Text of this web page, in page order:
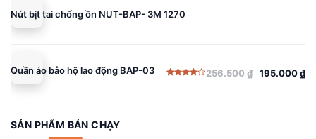
195.000 ₫.
Nút bịt tai chống ồn NUT-BAP- 3M 1270
Quần áo bảo hộ lao động BAP-03
hạng
256.500₫
Giá
là:
256.500 ₫.
195.000₫
Giá
tại
là:
195.000 ₫.
SẢN PHẨM BÁN CHẠY